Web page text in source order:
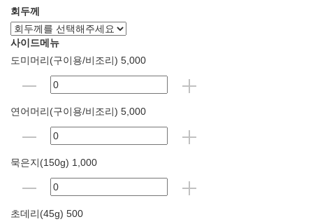
회두께
사이드메뉴
도미머리(구이용/비조리) 5,000
연어머리(구이용/비조리) 5,000
묵은지(150g) 1,000
초데리(45g) 500